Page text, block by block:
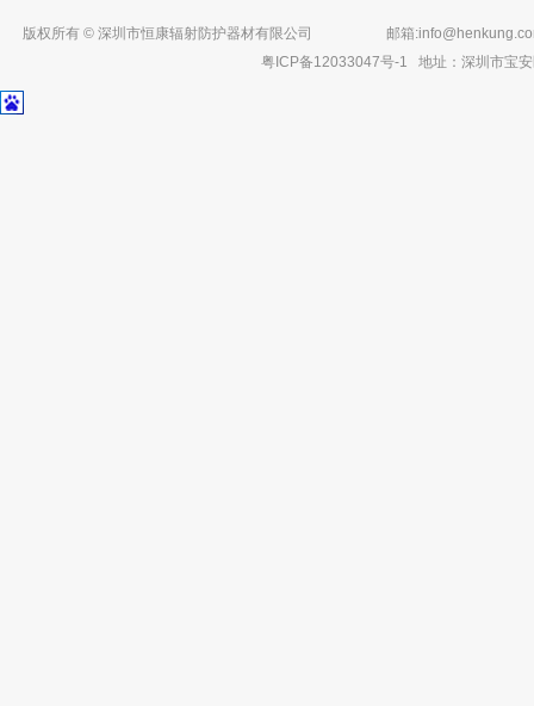
版权所有 © 深圳市恒康辐射防护器材有限公司 邮箱:
粤ICP备12033047号-1 地址：深圳市宝